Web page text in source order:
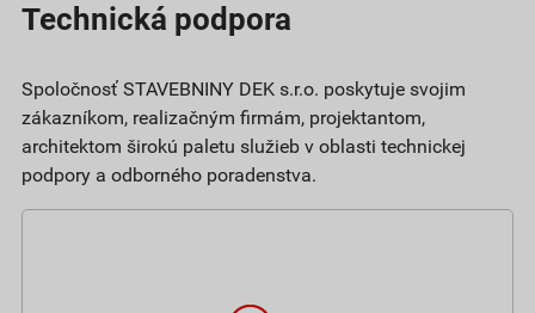
Technická podpora
Spoločnosť STAVEBNINY DEK s.r.o. poskytuje svojim
zákazníkom, realizačným firmám, projektantom,
architektom širokú paletu služieb v oblasti technickej
podpory a odborného poradenstva.